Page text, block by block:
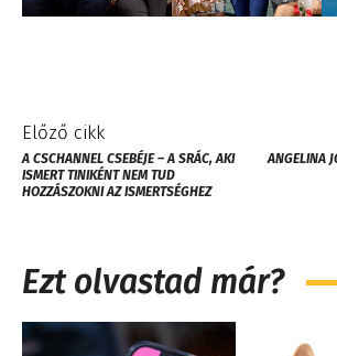
Előző cikk
A CSCHANNEL CSEBÉJE – A SRÁC, AKI
ISMERT TINIKÉNT NEM TUD
HOZZÁSZOKNI AZ ISMERTSÉGHEZ
ANGELINA
Ezt olvastad már?